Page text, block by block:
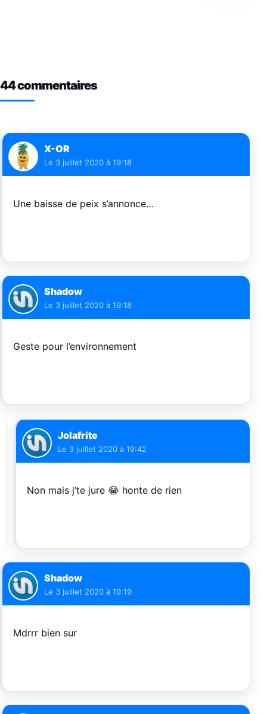
44 commentaires
X-OR
Le 3 juillet 2020 à 19:18
Une baisse de peix s’annonce…
Shadow
Le 3 juillet 2020 à 19:18
Geste pour l’environnement
Jolafrite
Le 3 juillet 2020 à 19:42
Non mais j’te jure 😂 honte de rien
Shadow
Le 3 juillet 2020 à 19:19
Mdrrr bien sur